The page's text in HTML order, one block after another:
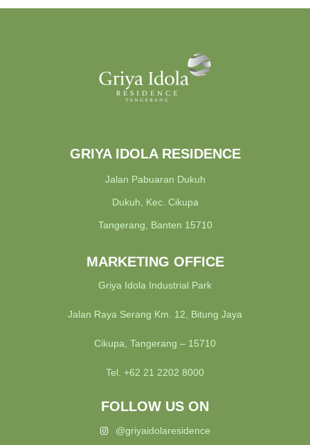
GRIYA IDOLA RESIDENCE
Jalan Pabuaran Dukuh
Dukuh, Kec. Cikupa
Tangerang, Banten 15710
MARKETING OFFICE
Griya Idola Industrial Park
Jalan Raya Serang Km. 12, Bitung Jaya
Cikupa, Tangerang – 15710
Tel. +62 21 2202 8000
FOLLOW US ON
@griyaidolaresidence